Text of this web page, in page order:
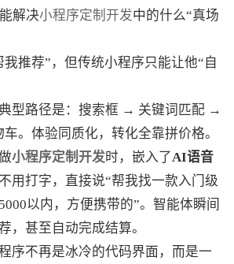
解决小程序定制开发中的什么“真场
推荐”，但传统小程序只能让他“自
型路径是：搜索框 → 关键词匹配 →
。体验同质化，转化全靠拼价格。
小程序定制开发时，嵌入了AI语音
用打字，直接说“帮我找一款入门级
以内，方便携带的”。智能体瞬间
，甚至自动完成结算。
序不再是冰冷的代码界面，而是一